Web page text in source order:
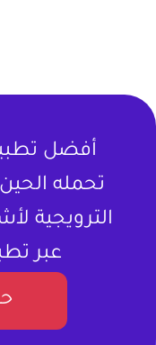
أفضل
تحمله
الترويجية
عبر